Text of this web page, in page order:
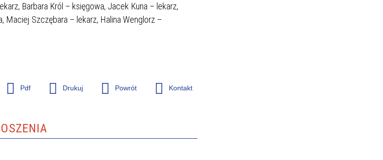
Barbara Król – księgowa, Jacek Kuna – lekarz,
Maciej Szczębara – lekarz, Halina Wenglorz –
Pdf Drukuj Powrót Kontakt